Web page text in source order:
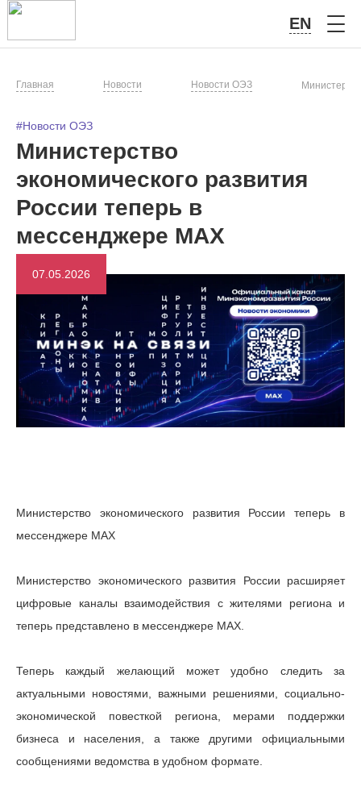
EN
Главная Новости Новости ОЭЗ
#Новости ОЭЗ
Министерство
экономического развития
России теперь в
мессенджере MAX
07.05.2026
Министерство экономического развития России теперь в
мессенджере MAX
Министерство экономического развития России расширяет
цифровые каналы взаимодействия с жителями региона и
теперь представлено в мессенджере MAX.
Теперь каждый желающий может удобно следить за
актуальными новостями, важными решениями, социально-
экономической повесткой региона, мерами поддержки
бизнеса и населения, а также другими официальными
сообщениями ведомства в удобном формате.